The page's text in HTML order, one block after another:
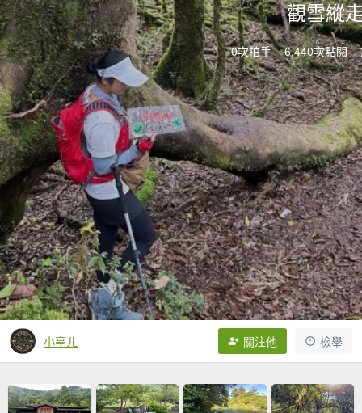
觀雪縱
0次拍手 6,440次點閱
小亭ㄦ 關注他 檢舉